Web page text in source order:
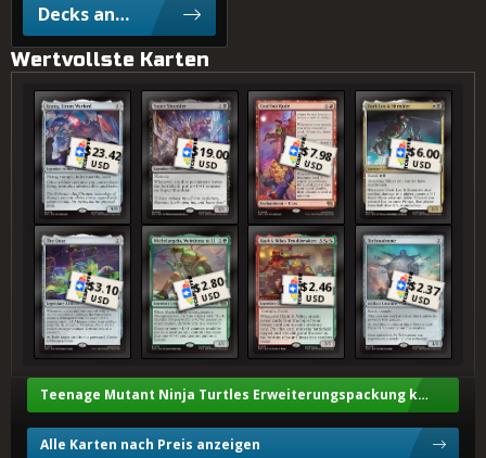
4-Farben
4-Farben 0,2%
5-Farben 0,1%
Decks anzeigen
Wertvollste Karten
Krang, Utrom-Kriegsherr
$23.42
USD
Super Shredder
$19.00
USD
Rafael kommt cool
$7.98
USD
Dark Leo & Shredder
$6.00
USD
Der Schleim
$3.10
USD
Michelangelo, Oberspinner
$2.80
USD
Raph & Mikey, Querulanten
$2.46
USD
Technodrom
$2.37
USD
Teenage Mutant Ninja Turtles Erweiterungspackung kaufen
Alle Karten nach Preis anzeigen